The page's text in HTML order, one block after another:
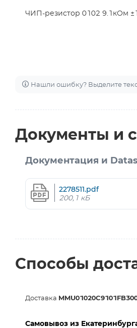
ЧИП-резистор 0102 9.1кОм
Нашли ошибку? Выделите
Документы и
Документация и
2278511.pdf
200,1 кБ
Способы
Доставка
Самовывоз из